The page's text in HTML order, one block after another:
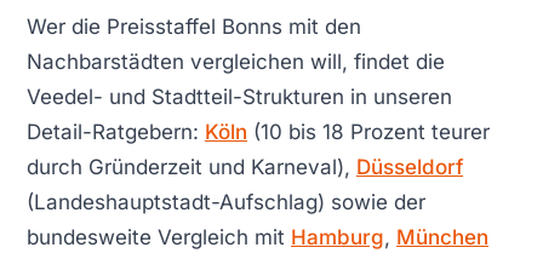
Wer die Preisstaffel Bonns mit den
Nachbarstädten vergleichen will, findet die
Veedel- und Stadtteil-Strukturen in unseren
Detail-Ratgebern: Köln (10 bis 18 Prozent teurer
durch Gründerzeit und Karneval), Düsseldorf
(Landeshauptstadt-Aufschlag) sowie der
bundesweite Vergleich mit Hamburg, München